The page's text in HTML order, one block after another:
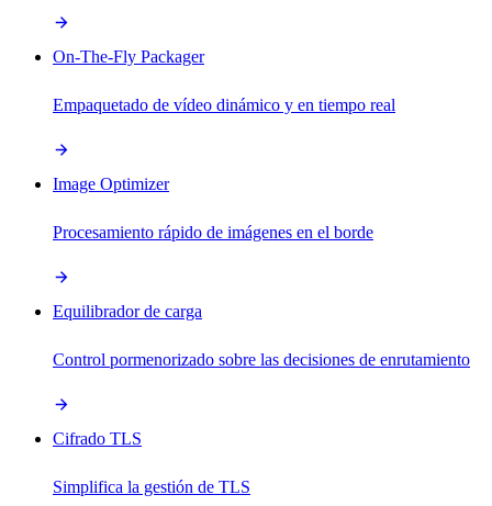
On-The-Fly Packager
Empaquetado de vídeo dinámico y en tiempo real
Image Optimizer
Procesamiento rápido de imágenes en el borde
Equilibrador de carga
Control pormenorizado sobre las decisiones de enrutamiento
Cifrado TLS
Simplifica la gestión de TLS